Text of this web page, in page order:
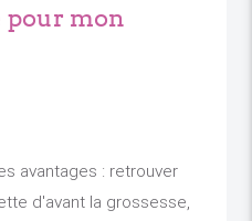
pour mon
avantages : retrouver
d'avant la grossesse,